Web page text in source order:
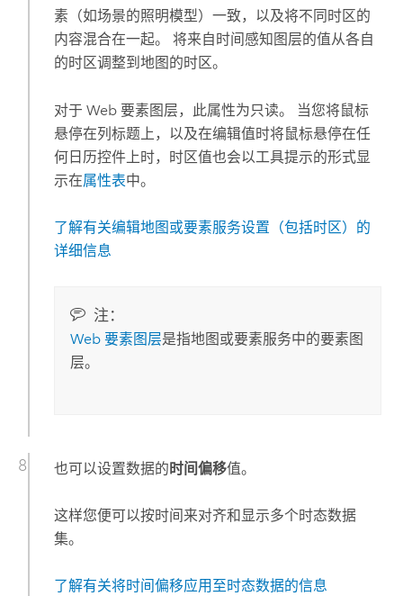
素（如场景的照明模型）一致，以及将不同时区的
内容混合在一起。 将来自时间感知图层的值从各自
的时区调整到地图的时区。
对于 Web 要素图层，此属性为只读。 当您将鼠标
悬停在列标题上，以及在编辑值时将鼠标悬停在任
何日历控件上时，时区值也会以工具提示的形式显
示在属性表中。
了解有关编辑地图或要素服务设置（包括时区）的
详细信息
注：
Web 要素图层是指地图或要素服务中的要素图
层。
也可以设置数据的时间偏移值。
这样您便可以按时间来对齐和显示多个时态数据
集。
了解有关将时间偏移应用至时态数据的信息